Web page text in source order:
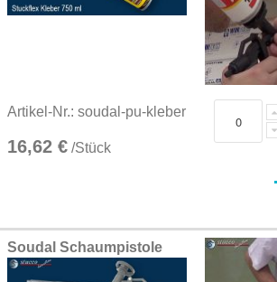
Artikel-Nr.: soudal-pu-kleber
16,62 € /Stück
Soudal Schaumpistole